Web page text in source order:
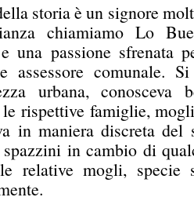
storia è un signore
chiamiamo Lo
una passione sfrenata
assessore comunale.
urbana, conosceva
rispettive famiglie,
in maniera discreta del
in cambio di
relative mogli, specie